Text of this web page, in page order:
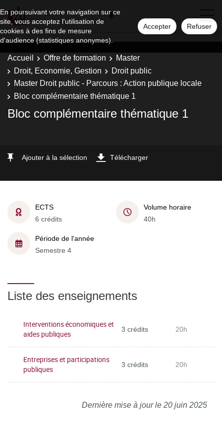
En poursuivant votre navigation sur ce
site, vous acceptez l'utilisation de
cookies à des fins de mesure
d'audience (statistiques anonymes).
Accepter Refuser
Accueil Offre de formation
Master
Droit, Economie, Gestion
Droit public
Master Droit public - Parcours : Action publique locale
Bloc complémentaire thématique 1
Bloc complémentaire thématique 1
Ajouter à la sélection Télécharger
ECTS
6 crédits
Volume horaire
40h
Période de l'année
Semestre 4
Liste des enseignements
Interventions économiques et
aides publiques
3 crédits 20h
Entreprises et participations
publiques
3 crédits 20h
Dernière mise à jour le 20 juin 2025